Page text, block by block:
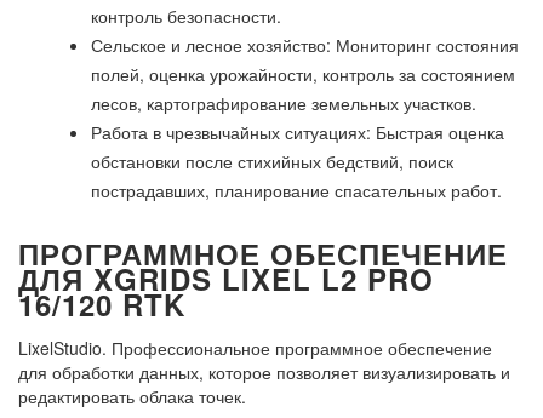
контроль безопасности.
Сельское и лесное хозяйство: Мониторинг состояния
полей, оценка урожайности, контроль за состоянием
лесов, картографирование земельных участков.
Работа в чрезвычайных ситуациях: Быстрая оценка
обстановки после стихийных бедствий, поиск
пострадавших, планирование спасательных работ.
ПРОГРАММНОЕ ОБЕСПЕЧЕНИЕ
ДЛЯ XGRIDS LIXEL L2 PRO
16/120 RTK
LixelStudio. Профессиональное программное обеспечение
для обработки данных, которое позволяет визуализировать и
редактировать облака точек.